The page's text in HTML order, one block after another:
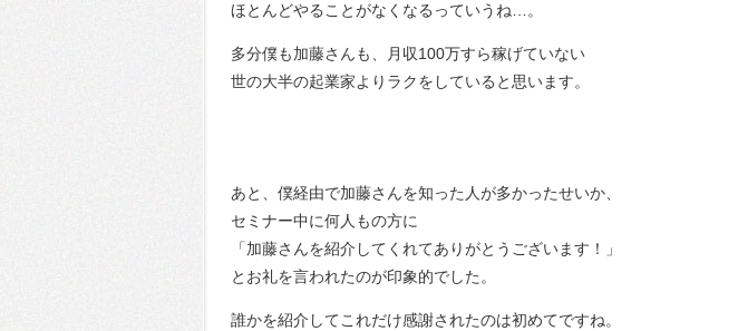
ほとんどやることがなくなるっていうね…。
多分僕も加藤さんも、月収100万すら稼げていない
世の大半の起業家よりラクをしていると思います。
あと、僕経由で加藤さんを知った人が多かったせいか、
セミナー中に何人もの方に
「加藤さんを紹介してくれてありがとうございます！」
とお礼を言われたのが印象的でした。
誰かを紹介してこれだけ感謝されたのは初めてですね。